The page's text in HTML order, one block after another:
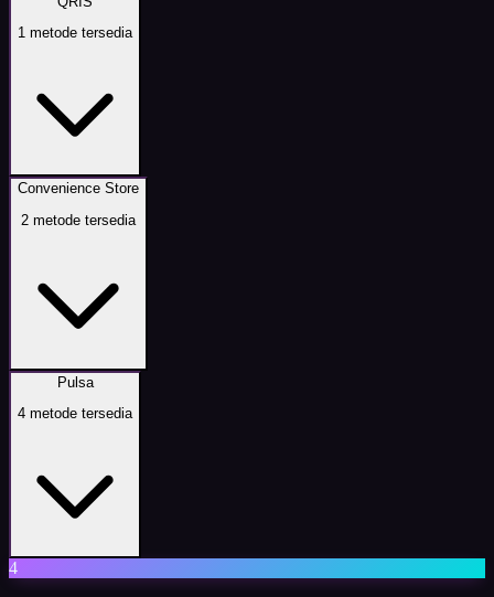
1 metode tersedia
Convenience Store
2 metode tersedia
Pulsa
4 metode tersedia
4